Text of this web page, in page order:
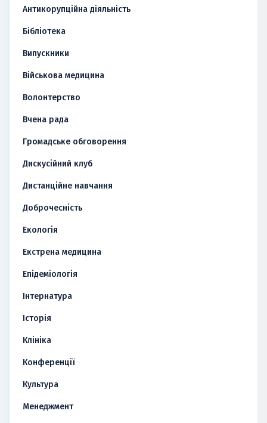
Антикорупційна діяльність
Бібліотека
Випускники
Військова медицина
Волонтерство
Вчена рада
Громадське обговорення
Дискусійний клуб
Дистанційне навчання
Доброчесність
Екологія
Екстрена медицина
Епідеміологія
Інтернатура
Історія
Клініка
Конференції
Культура
Менеджмент